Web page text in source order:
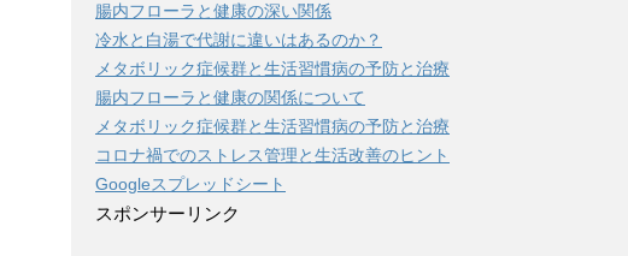
腸内フローラと健康の深い関係
冷水と白湯で代謝に違いはあるのか？
メタボリック症候群と生活習慣病の予防と治療
腸内フローラと健康の関係について
メタボリック症候群と生活習慣病の予防と治療
コロナ禍でのストレス管理と生活改善のヒント
Googleスプレッドシート
スポンサーリンク